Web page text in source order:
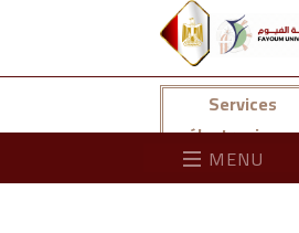
Services
électroniques
MENU